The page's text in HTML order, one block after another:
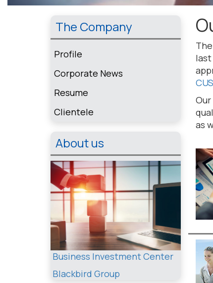
as
The Company
Profile
Corporate News
Resume
Clientele
About us
Business Investment Center
Blackbird Group